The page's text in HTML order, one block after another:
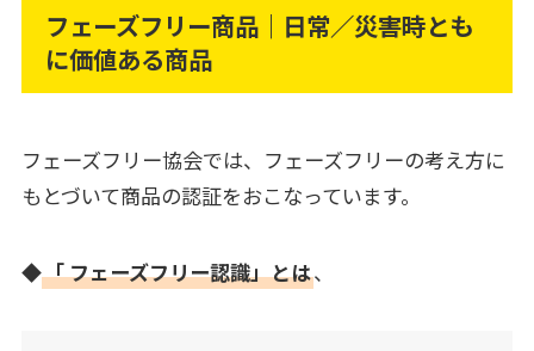
フェーズフリー商品｜日常／災害時とも
に価値ある商品
フェーズフリー協会では、フェーズフリーの考え方に
もとづいて商品の認証をおこなっています。
◆「フェーズフリー認識」とは、